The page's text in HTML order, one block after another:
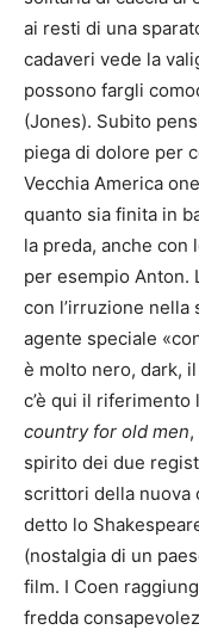
ai resti di una
cadaveri vede la
possono fargli
(Jones). Subito
piega di dolore per
Vecchia America
quanto sia finita in
la preda, anche con
per esempio Anton.
con l’irruzione nella
agente speciale
è molto nero, dark,
c’è qui il riferimento
country for old men
spirito dei due
scrittori della nuova
detto lo
(nostalgia di un
film. I Coen
fredda